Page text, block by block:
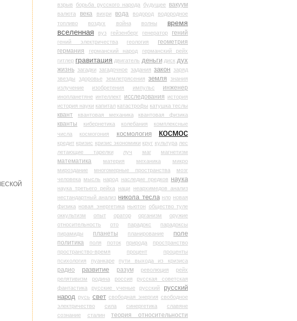
взрыв
борьба русского народа будущее вакуум
валюта века вихри вода водород
водородное
топливо
воздух война волны
время
вселенная
вуз гейзенберг генератор гений
гений электричества геология
геометрия
германия
германский народ
германский рейх
гитлер гравитация двигатель деньги диск дух
жизнь загадки загадочное задания закон заряд
звезды
здоровье землетрясения земля
знания
излучение
изобретения импульс инженер
инопланетяне интеллект исследования история
история науки капитал катастрофы катушка теслы
квант квантовая механика квантовая физика
кванты кибернетика колебания
комплексные
числа
космогония космология космос
кредит кризис кризис экономики круг культура лес
летающие тарелки
луч маг магнетизм
математика материя механика
микро
мироздание
многомерные пространства
мозг
человека мысль народ наследие предков наука
наука третьего рейха наци
неархимедов анализ
нестандартный анализ никола тесла нло новая
физика новая энергетика ньютон общество туле
оккультизм
опыт оратор организм
оружие
относительность
ото парадокс
парадоксы
пирамиды
планеты планирование
поле
политика
поля поток природа
пространство
пространство-время
процент
проценты
психология
пуанкаре пути выхода из кризиса
радио развитие разум революция
рейх
релятивизм
родина россия
русская советская
фантастика
русские ученые русский
русский
народ русь свет свободная энергия свободное
электричество
сила синергетика
славяне
сознание
сталин теория относительности